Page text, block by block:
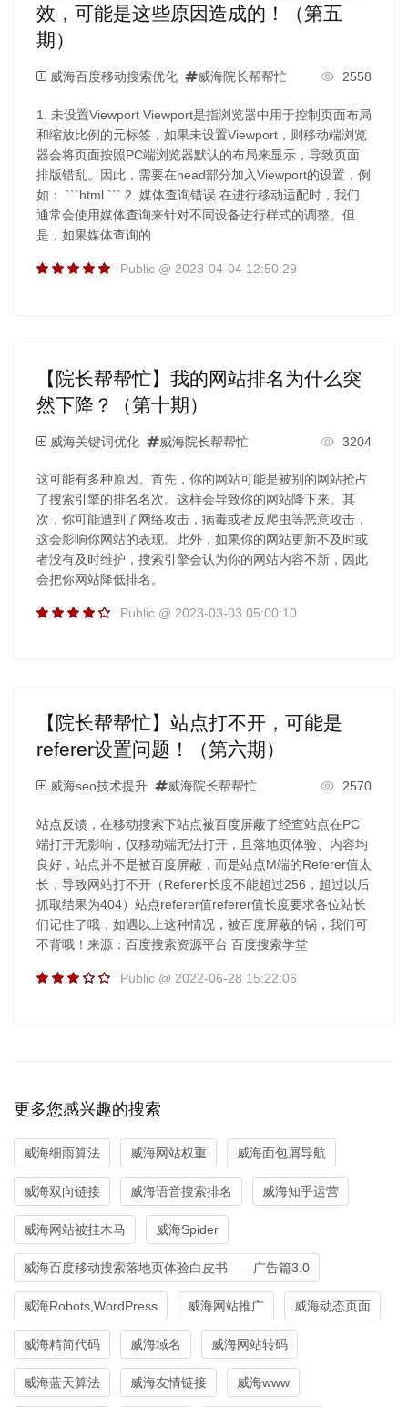
效，可能是这些原因造成的！（第五
期）
威海百度移动搜索优化 威海院长帮帮忙 2558
1. 未设置Viewport Viewport是指浏览器中用于控制页面布局
和缩放比例的元标签，如果未设置Viewport，则移动端浏览
器会将页面按照PC端浏览器默认的布局来显示，导致页面
排版错乱。因此，需要在head部分加入Viewport的设置，例
如： ```html ``` 2. 媒体查询错误 在进行移动适配时，我们
通常会使用媒体查询来针对不同设备进行样式的调整。但
是，如果媒体查询的
Public @ 2023-04-04 12:50:29
【院长帮帮忙】我的网站排名为什么突
然下降？（第十期）
威海关键词优化 威海院长帮帮忙 3204
这可能有多种原因。首先，你的网站可能是被别的网站抢占
了搜索引擎的排名名次。这样会导致你的网站降下来。其
次，你可能遭到了网络攻击，病毒或者反爬虫等恶意攻击，
这会影响你网站的表现。此外，如果你的网站更新不及时或
者没有及时维护，搜索引擎会认为你的网站内容不新，因此
会把你网站降低排名。
Public @ 2023-03-03 05:00:10
【院长帮帮忙】站点打不开，可能是
referer设置问题！（第六期）
威海seo技术提升 威海院长帮帮忙 2570
站点反馈，在移动搜索下站点被百度屏蔽了经查站点在PC
端打开无影响，仅移动端无法打开，且落地页体验、内容均
良好，站点并不是被百度屏蔽，而是站点M端的Referer值太
长，导致网站打不开（Referer长度不能超过256，超过以后
抓取结果为404）站点referer值referer值长度要求各位站长
们记住了哦，如遇以上这种情况，被百度屏蔽的锅，我们可
不背哦！来源：百度搜索资源平台 百度搜索学堂
Public @ 2022-06-28 15:22:06
更多您感兴趣的搜索
威海细雨算法 威海网站权重 威海面包屑导航
威海双向链接 威海语音搜索排名 威海知乎运营
威海网站被挂木马 威海Spider
威海百度移动搜索落地页体验白皮书——广告篇3.0
威海Robots,WordPress 威海网站推广 威海动态页面
威海精简代码 威海域名 威海网站转码
威海蓝天算法 威海友情链接 威海www